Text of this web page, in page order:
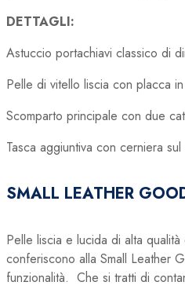
DETTAGLI:
Astuccio portachiavi classico di
Pelle di vitello liscia con placca
Scomparto principale con due
Tasca aggiuntiva con cerniera sul
SMALL LEATHER
Pelle liscia e lucida di alta
conferiscono alla Small Leather
funzionalità. Che si tratti di